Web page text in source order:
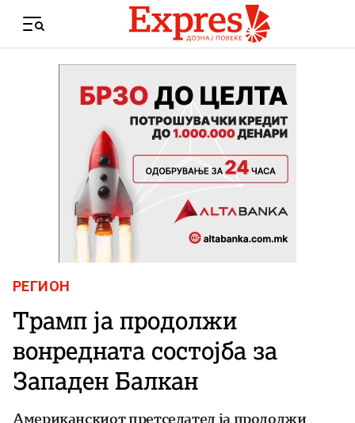
Menu
РЕГИОН
Трамп ја продолжи
вонредната состојба за
Западен Балкан
Американскиот претседател ја продолжи